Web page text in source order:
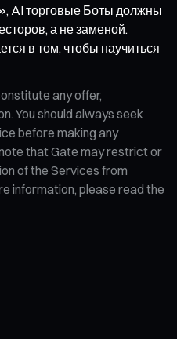
AI торговые Боты должны
а не заменой.
в том, чтобы научиться
any offer,
You should always seek
before making any
that Gate may restrict or
of the Services from
information, please read the